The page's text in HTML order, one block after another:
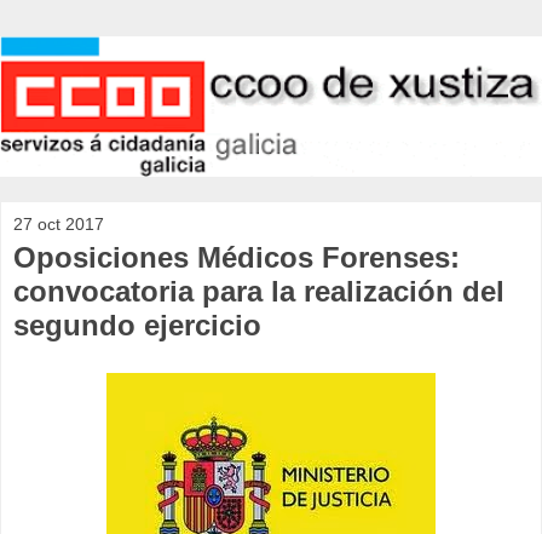
27 oct 2017
Oposiciones Médicos Forenses:
convocatoria para la realización del
segundo ejercicio